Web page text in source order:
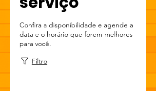
Confira a disponibilidade e agende a
data e o horário que forem melhores
para você.
Filtro